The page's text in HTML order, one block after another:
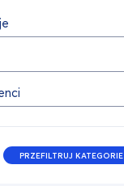
PRZEFILTRUJ KATEGORIE